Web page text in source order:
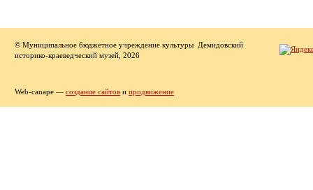
© Муниципальное бюджетное учреждение культуры Демидовский
историко-краеведческий музей, 2026
Web-canape — создание сайтов и продвижение